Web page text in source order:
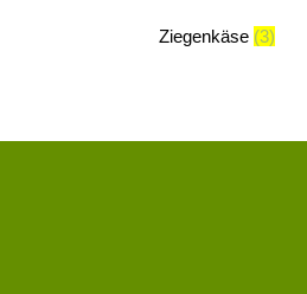
Ziegenkäse (3)